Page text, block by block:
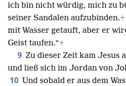
ich bin nicht würdig, mich zu
seiner Sandalen aufzubinden.+
mit Wasser getauft, aber er
Geist taufen.“+
9 Zu dieser Zeit kam Jesus
und ließ sich im Jordan von
10 Und sobald er aus dem